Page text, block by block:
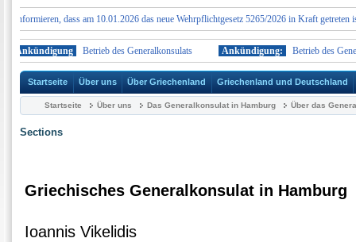
dass am 10.01.2026 das neue Wehrpflichtgesetz 5265/2026 in Kraft getreten
Ankündigung Betrieb des Generalkonsulats Ankündigung: Betrieb des
Startseite Über uns Über Griechenland Griechenland und Deutschland
Startseite Über uns Das Generalkonsulat in Hamburg Über das
Sections
Griechisches Generalkonsulat in Hamburg
Ioannis Vikelidis